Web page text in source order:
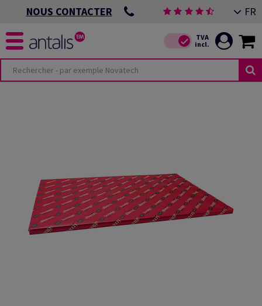
NOUS CONTACTER FR